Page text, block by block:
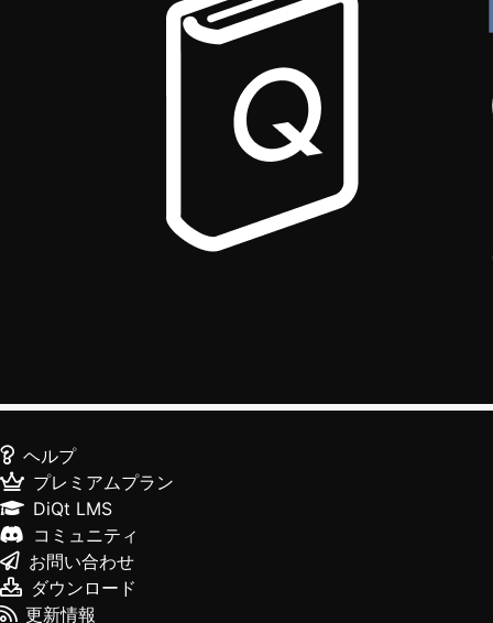
ヘルプ
プレミアムプラン
DiQt LMS
コミュニティ
お問い合わせ
ダウンロード
更新情報